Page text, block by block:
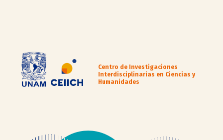
Centro de Investigaciones
Interdisciplinarias en Ciencias y
Humanidades